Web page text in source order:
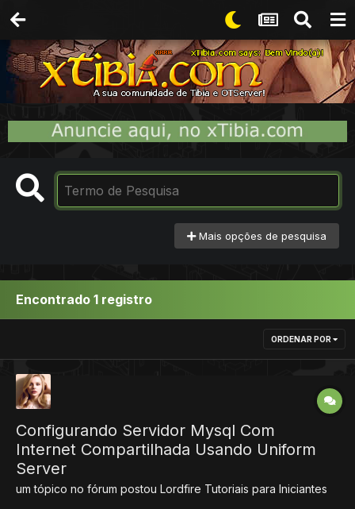
Mais opções de pesquisa
Encontrado 1 registro
ORDENAR POR
Configurando Servidor Mysql Com
Internet Compartilhada Usando Uniform
Server
um tópico no fórum postou Lordfire Tutoriais para Iniciantes